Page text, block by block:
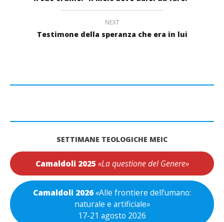
NEXT
Testimone della speranza che era in lui
SETTIMANE TEOLOGICHE MEIC
Camaldoli 2025 «La questione del Genere»
Camaldoli 2026«Alle frontiere dell’umano:
naturale e artificiale»
17-21 agosto 2026